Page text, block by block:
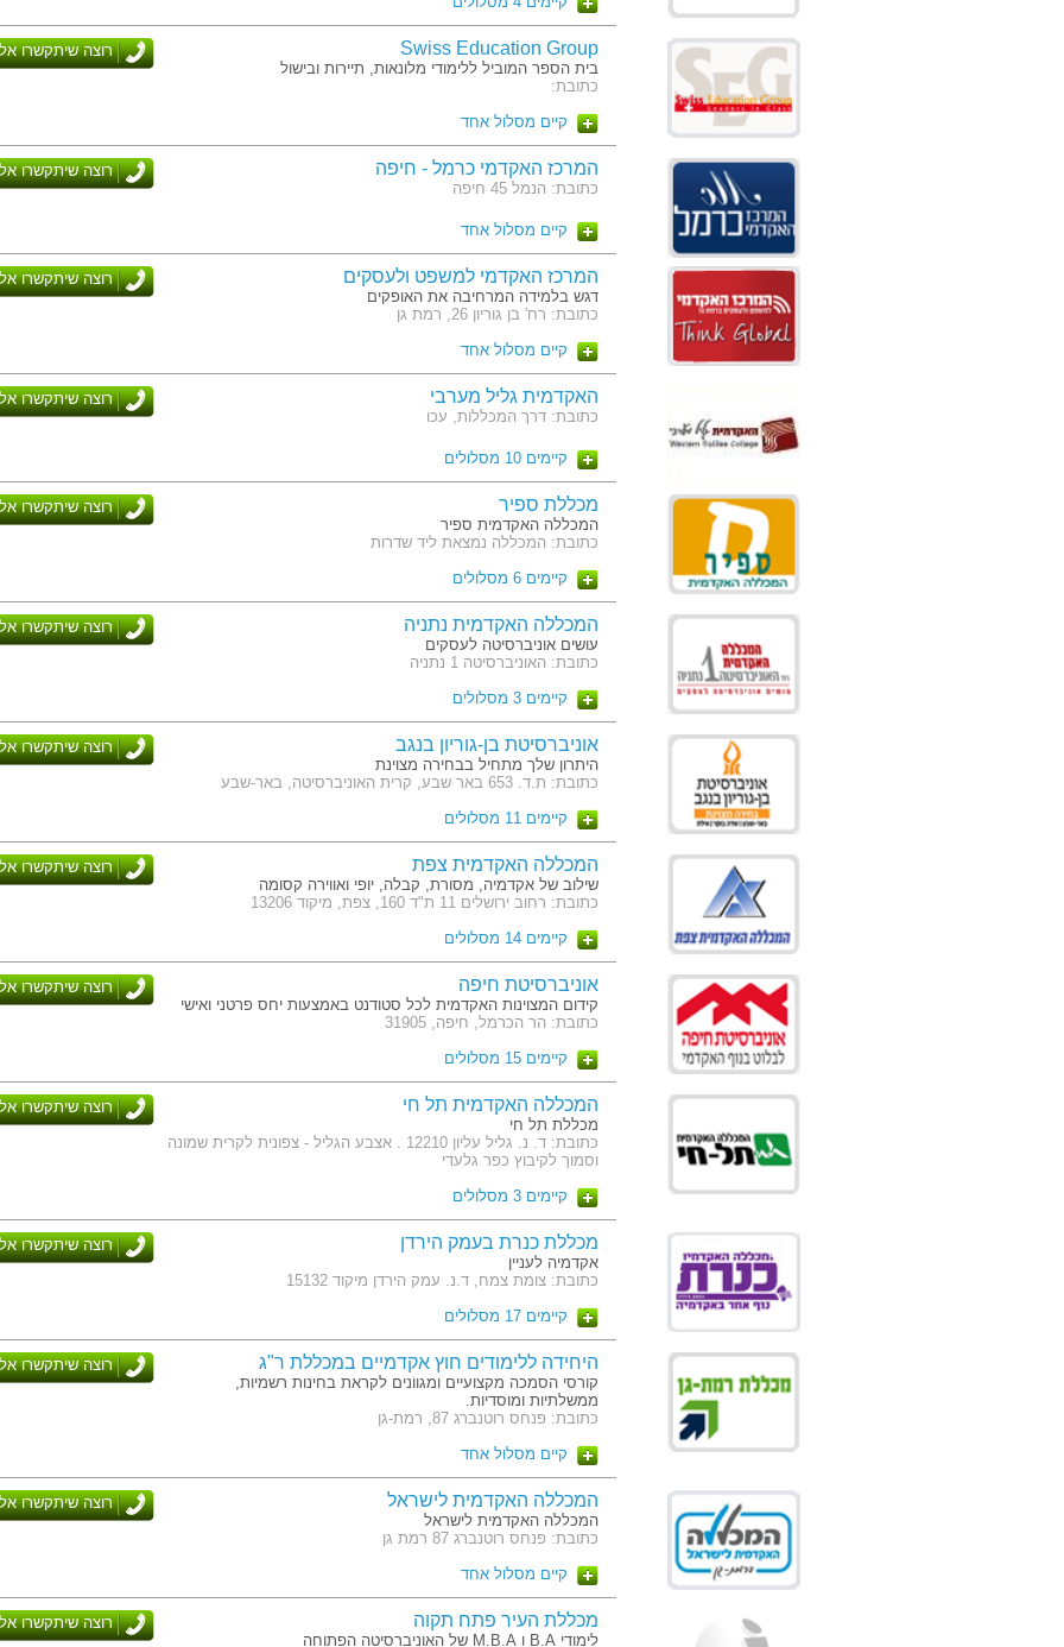
Swiss Education Group
בית הספר המוביל ללימודי מלונאות, תיירות ובישול
כתובת:
רוצה שיתקשרו
קיים מסלול אחד
המרכז האקדמי כרמל - חיפה
כתובת: הנמל 45 חיפה
רוצה שיתקשרו
קיים מסלול אחד
המרכז האקדמי למשפט ולעסקים
דגש בלמידה המרחיבה את האופקים
כתובת: רח' בן גוריון 26, רמת גן
רוצה שיתקשרו
קיים מסלול אחד
האקדמית גליל מערבי
כתובת: דרך המכללות, עכו
רוצה שיתקשרו
קיימים 10 מסלולים
מכללת ספיר
המכללה האקדמית ספיר
כתובת: המכללה נמצאת ליד שדרות
רוצה שיתקשרו
קיימים 6 מסלולים
המכללה האקדמית נתניה
עושים אוניברסיטה לעסקים
כתובת: האוניברסיטה 1 נתניה
רוצה שיתקשרו
קיימים 3 מסלולים
אוניברסיטת בן-גוריון בנגב
היתרון שלך מתחיל בבחירה מצוינת
כתובת: ת.ד. 653 באר שבע, קרית האוניברסיטה, באר-שבע
רוצה שיתקשרו
קיימים 11 מסלולים
המכללה האקדמית צפת
שילוב של אקדמיה, מסורת, קבלה, יופי ואווירה קסומה
כתובת: רחוב ירושלים 11 ת"ד 160, צפת, מיקוד 13206
רוצה שיתקשרו
קיימים 14 מסלולים
אוניברסיטת חיפה
קידום המצוינות האקדמית לכל סטודנט באמצעות יחס פרטני ואישי
כתובת: הר הכרמל, חיפה, 31905
רוצה שיתקשרו
קיימים 15 מסלולים
המכללה האקדמית תל חי
מכללת תל חי
כתובת: ד. נ. גליל עליון 12210 . אצבע הגליל - צפונית לקרית שמונה
וסמוך לקיבוץ כפר גלעדי
רוצה שיתקשרו
קיימים 3 מסלולים
מכללת כנרת בעמק הירדן
אקדמיה לעניין
כתובת: צומת צמח, ד.נ. עמק הירדן מיקוד 15132
רוצה שיתקשרו
קיימים 17 מסלולים
היחידה ללימודים חוץ אקדמיים במכללת ר"ג
קורסי הסמכה מקצועיים ומגוונים לקראת בחינות רשמיות,
ממשלתיות ומוסדיות.
כתובת: פנחס רוטנברג 87, רמת-גן
רוצה שיתקשרו
קיים מסלול אחד
המכללה האקדמית לישראל
המכללה האקדמית לישראל
כתובת: פנחס רוטנברג 87 רמת גן
רוצה שיתקשרו
קיים מסלול אחד
מכללת העיר פתח תקוה
לימודי B.A ו M.B.A של האוניברסיטה הפתוחה
רוצה שיתקשרו